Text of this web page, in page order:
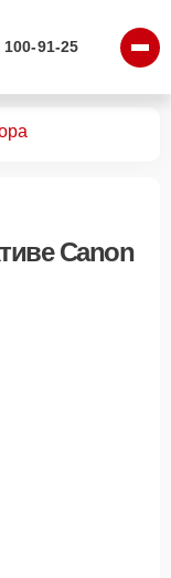
100-91-25
Canon